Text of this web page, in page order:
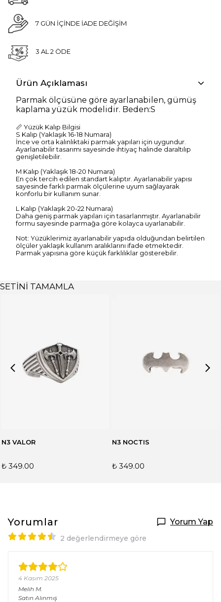
7 GÜN İÇİNDE İADE DEĞİŞİM
3 AL 2 ÖDE
Ürün Açıklaması
Parmak ölçüsüne göre ayarlanabilen, gümüş
kaplama yüzük modelidir. Beden:S
📏 Yüzük Kalıp Bilgisi
S Kalıp (Yaklaşık 16-18 Numara)
İnce ve orta kalınlıktaki parmak yapıları için uygundur.
Ayarlanabilir tasarımı sayesinde ihtiyaç halinde daraltılıp
genişletilebilir.
M Kalıp (Yaklaşık 18-20 Numara)
En çok tercih edilen standart kalıptır. Ayarlanabilir yapısı
sayesinde farklı parmak ölçülerine uyum sağlayarak
konforlu bir kullanım sunar.
L Kalıp (Yaklaşık 20-22 Numara)
Daha geniş parmak yapıları için tasarlanmıştır. Ayarlanabilir
formu sayesinde parmağa göre kolayca uyarlanabilir.
Not: Yüzüklerimiz ayarlanabilir yapıda olduğundan belirtilen
ölçüler yaklaşık kullanım aralıklarını ifade etmektedir.
Parmak yapısına göre küçük farklılıklar gösterebilir.
SETİNİ TAMAMLA
N3 VALOR
₺ 349.00
N3 NOCTIS
₺ 349.00
Yorumlar Yorum Yap
2 değerlendirmeye göre
4 Kasım 2025
Melih M.
Satın Alınmış